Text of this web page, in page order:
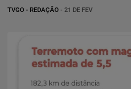
TVGO - REDAÇÃO - 21 DE FEV